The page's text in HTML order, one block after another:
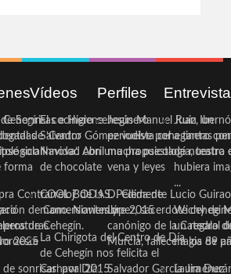
solar
forma
Sonrisas e Higiene
de ‘Centro
Innova’. Abril
Contrarreloj’ de la
de Comerciantes y
de Cehegín.
2025
de sonrisas’ por Día
Vídeos
El cocinero ceheginero
Salvador Gómez vuelve por
Navidad con una propuesta
de chocolate
COOL BODAS. Pedida de
mano. Noviembre 2015
La Chirigota del Centro de Día
de Cehegín nos felicita el
Carnaval 2015
Perfiles
Jesús Manuel Ruiz, un
periodista ceheginero con
mucha psicología, teatro
vena y leyes
D. Clemente Lucio Guirao
López, sacerdote
canónigo de la Catedral
Murcia, fallece a los 89
Salvador García Jiménez
Juan
a tantas
de nuestra
hubiera
...
Wichy de
un regalo
magia de
Laura